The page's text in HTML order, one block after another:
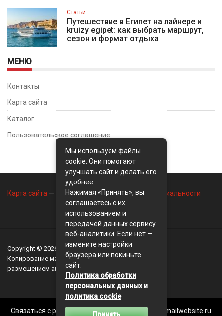
Статьи
Путешествие в Египет на лайнере и
kruizy egipet: как выбрать маршрут,
сезон и формат отдыха
МЕНЮ
Контакты
Карта сайта
Каталог
Пользовательское соглашение
Карта сайта — Контакты— Политика конфиденциальности
Copyright © 2026 BusinessMix- Экономика и финансы
Копирование материалов разрешается, только с
размещением активной ссылки на сайт
Связаться с редакцией сайта: businessmix.ru@mailwebsite.ru
Мы используем файлы
cookie. Они помогают
улучшать сайт и делать его
удобнее.
Нажимая «Принять», вы
соглашаетесь с их
использованием и
передачей данных сервису
веб-аналитики. Если нет —
измените настройки
браузера или покиньте
сайт.
Политика обработки
персональных данных и
политика cookie
Принять